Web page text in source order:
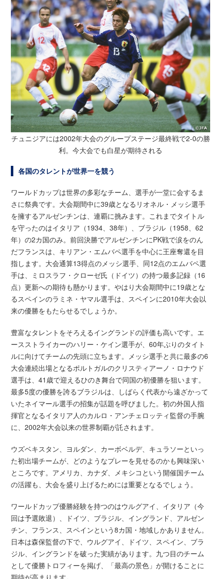
チュニジアには2002年大会のグループステージ最終戦で2-0の勝
利。今大会でも白星が期待される
各国のタレントが世界一を競う
ワールドカップは世界の多彩なチーム、選手が一堂に会するま
さに祭典です。大会期間中に39歳となるリオネル・メッシ選手
を擁するアルゼンチンは、連覇に挑みます。これまでタイトル
を守ったのはイタリア（1934、38年）、ブラジル（1958、62
年）の2カ国のみ。前回決勝でアルゼンチンにPK戦で涙をのん
だフランスは、キリアン・エムバペ選手を中心に王座奪還を目
指します。大会通算13得点のメッシ選手、同12点のエムバペ選
手は、ミロスラフ・クローゼ氏（ドイツ）の持つ最多記録（16
点）更新への期待も懸かります。やはり大会期間中に19歳とな
るスペインのラミネ・ヤマル選手は、スペインに2010年大会以
来の優勝をもたらせるでしょうか。
豊富なタレントをそろえるイングランドの評価も高いです。エ
ースストライカーのハリー・ケイン選手が、60年ぶりのタイト
ルに向けてチームの先頭に立ちます。メッシ選手と共に最多の6
大会連続出場となるポルトガルのクリスティアーノ・ロナウド
選手は、41歳で迎えるひのき舞台で同国の初優勝を狙います。
最多5度の優勝を誇るブラジルは、しばらく代表から遠ざかって
いたネイマール選手の招集が話題を呼びました。初の外国人指
揮官となるイタリア人のカルロ・アンチェロッティ監督の手腕
に、2002年大会以来の世界制覇が託されます。
ウズベキスタン、ヨルダン、カーボベルデ、キュラソーといっ
た初出場チームが、どのようなプレーを見せるのかも興味深い
ところです。アメリカ、カナダ、メキシコという開催国チーム
の活躍も、大会を盛り上げるためには重要となるでしょう。
ワールドカップ優勝経験を持つのはウルグアイ、イタリア（今
回は予選敗退）、ドイツ、ブラジル、イングランド、アルゼン
チン、フランス、スペインという8カ国・地域しかありません。
日本は森保監督の下で、ウルグアイ、ドイツ、スペイン、ブラ
ジル、イングランドを破った実績があります。九つ目のチーム
として優勝トロフィーを掲げ、「最高の景色」が開けることに
期待が高まります。